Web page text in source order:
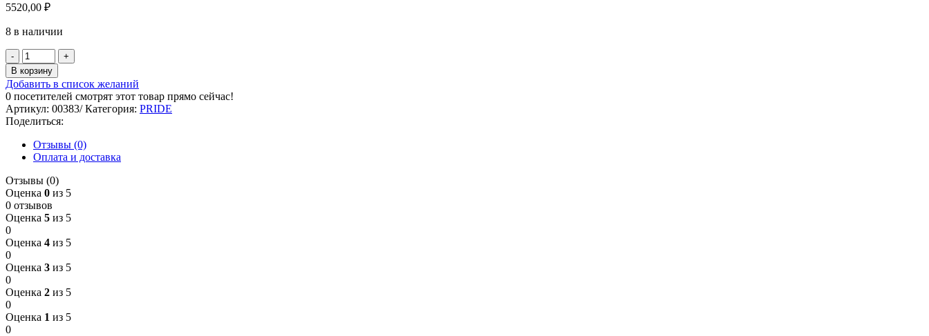
5520,00 ₽
8 в наличии
В корзину
Добавить в список желаний
0 посетителей смотрят этот товар прямо сейчас!
Артикул: 00383/Категория: PRIDE
Поделиться:
Отзывы (0)
Оплата и доставка
Отзывы (0)
Оценка 0 из 5
0 отзывов
Оценка 5 из 5
0
Оценка 4 из 5
0
Оценка 3 из 5
0
Оценка 2 из 5
0
Оценка 1 из 5
0